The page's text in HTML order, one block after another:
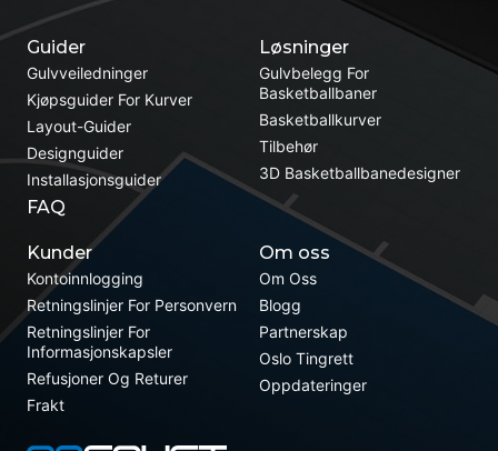
Løsninger
Gulvbelegg For
Basketballbaner
Basketballkurver
Tilbehør
3D Basketballbanedesigner
Guider
Gulvveiledninger
Kjøpsguider For Kurver
Layout-Guider
Designguider
Installasjonsguider
FAQ
Kunder
Kontoinnlogging
Retningslinjer For Personvern
Retningslinjer For
Informasjonskapsler
Refusjoner Og Returer
Frakt
Om oss
Om Oss
Blogg
Partnerskap
Oslo Tingrett
Oppdateringer